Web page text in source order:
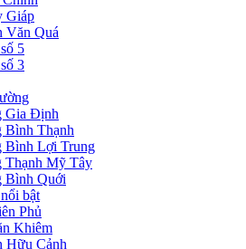
Giáp
Văn Quá
5
3
Gia Định
Bình Thạnh
Bình Lợi Trung
Thạnh Mỹ Tây
Bình Quới
bật
Phủ
Khiêm
Hữu Cảnh